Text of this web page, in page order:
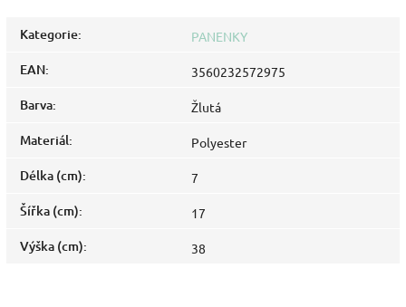
Kategorie: PANENKY
EAN: 3560232572975
Barva: Žlutá
Materiál: Polyester
Délka (cm): 7
Šířka (cm): 17
Výška (cm): 38